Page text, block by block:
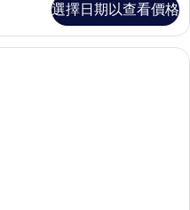
選擇日期以查看價格